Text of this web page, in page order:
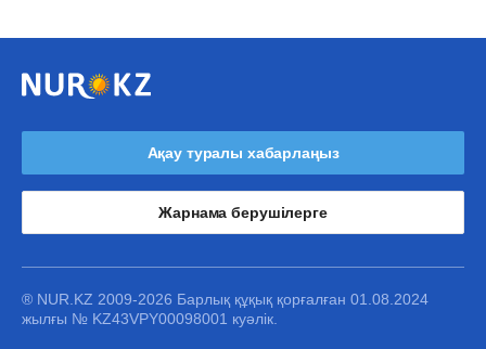
Ақау туралы хабарлаңыз
Жарнама берушілерге
® NUR.KZ 2009-2026 Барлық құқық қорғалған 01.08.2024
жылғы № KZ43VPY00098001 куәлік.